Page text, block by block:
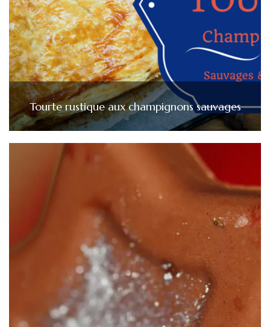
Tourte rustique aux champignons sauvages